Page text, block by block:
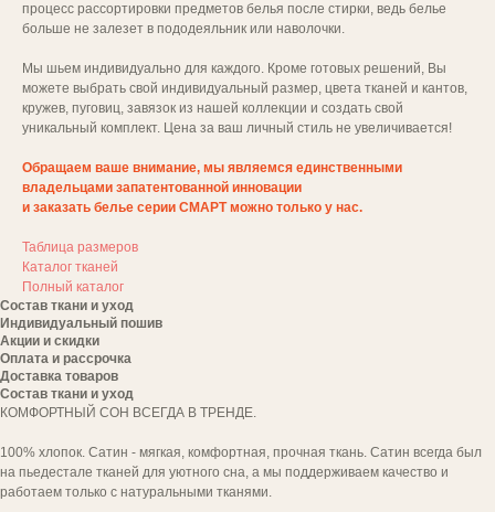
процесс рассортировки предметов белья после стирки, ведь белье
больше не залезет в пододеяльник или наволочки.
Мы шьем индивидуально для каждого. Кроме готовых решений, Вы
можете выбрать свой индивидуальный размер, цвета тканей и кантов,
кружев, пуговиц, завязок из нашей коллекции и создать свой
уникальный комплект. Цена за ваш личный стиль не увеличивается!
Обращаем ваше внимание, мы являемся единственными
владельцами запатентованной инновации
и заказать белье серии СМАРТ можно только у нас.
Таблица размеров
Каталог тканей
Полный каталог
Состав ткани и уход
Индивидуальный пошив
Акции и скидки
Оплата и рассрочка
Доставка товаров
Состав ткани и уход
КОМФОРТНЫЙ СОН ВСЕГДА В ТРЕНДЕ.
100% хлопок. Сатин - мягкая, комфортная, прочная ткань. Сатин всегда был
на пьедестале тканей для уютного сна, а мы поддерживаем качество и
работаем только с натуральными тканями.